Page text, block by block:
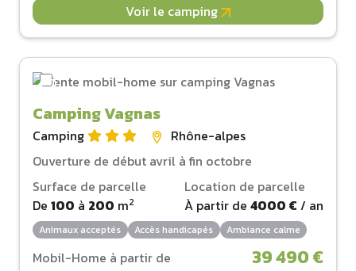
Voir le camping
Camping Vagnas
Camping
Rhône-alpes
Ouverture de début avril à fin octobre
Surface de parcelle
De 100 à 200 m2
Location de parcelle
À partir de 4000 € / an
Animaux acceptés Accès handicapés Ambiance calme
Mobil-Home à partir de 39 490 €